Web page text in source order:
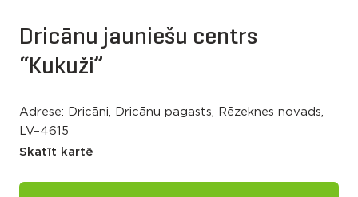
Dricānu jauniešu centrs
“Kukuži”
Adrese: Dricāni, Dricānu pagasts, Rēzeknes novads,
LV–4615
Skatīt kartē